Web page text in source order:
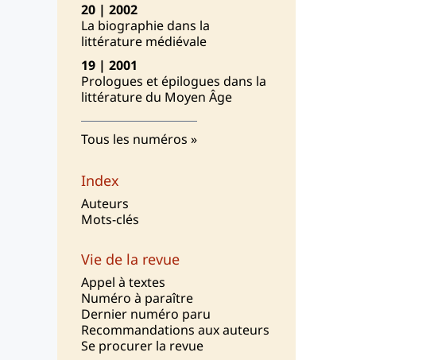
20 | 2002
La biographie dans la
littérature médiévale
19 | 2001
Prologues et épilogues dans la
littérature du Moyen Âge
Tous les numéros
Index
Auteurs
Mots-clés
Vie de la revue
Appel à textes
Numéro à paraître
Dernier numéro paru
Recommandations aux auteurs
Se procurer la revue